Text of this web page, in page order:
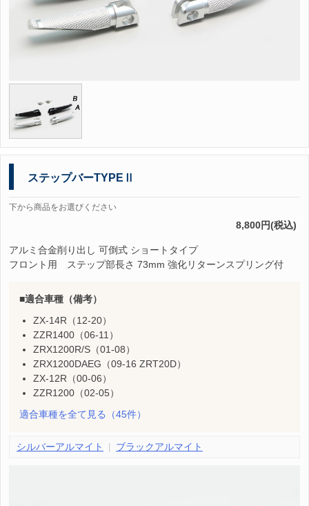
ステップバーTYPEⅡ
下から商品をお選びください
8,800円(税込)
アルミ合金削り出し 可倒式 ショートタイプ
フロント用 ステップ部長さ 73mm 強化リターンスプリング付
適合車種（備考）
ZX-14R（12-20）
ZZR1400（06-11）
ZRX1200R/S（01-08）
ZRX1200DAEG（09-16 ZRT20D）
ZX-12R（00-06）
ZZR1200（02-05）
適合車種を全て見る
（45件）
シルバーアルマイト ブラックアルマイト